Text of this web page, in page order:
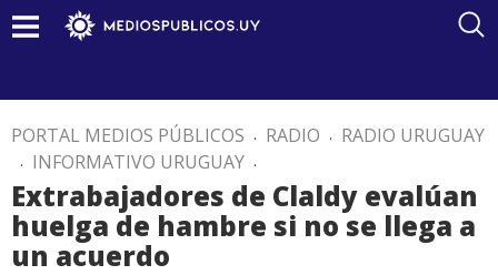
PORTAL MEDIOS PÚBLICOS . RADIO . RADIO URUGUAY
. INFORMATIVO URUGUAY .
Extrabajadores de Claldy evalúan
huelga de hambre si no se llega a
un acuerdo